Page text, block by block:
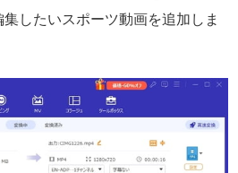
したいスポーツ動画を追加しま